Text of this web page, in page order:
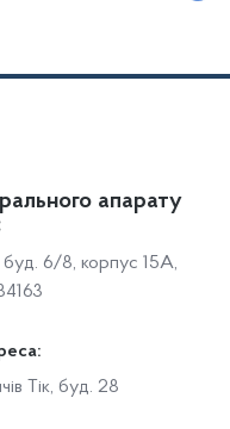
апарату
буд. 6/8, корпус 15А,
Тік, буд. 28